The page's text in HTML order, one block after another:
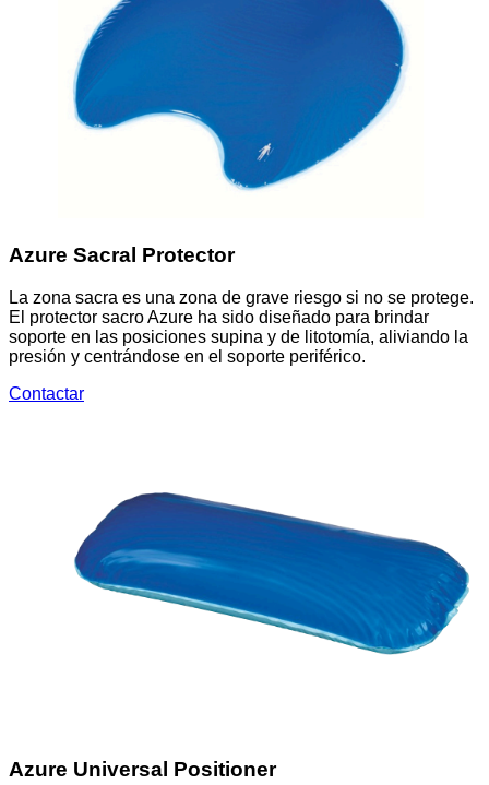
Azure Sacral Protector
La zona sacra es una zona de grave riesgo si no se protege.
El protector sacro Azure ha sido diseñado para brindar
soporte en las posiciones supina y de litotomía, aliviando la
presión y centrándose en el soporte periférico.
Contactar
Azure Universal Positioner